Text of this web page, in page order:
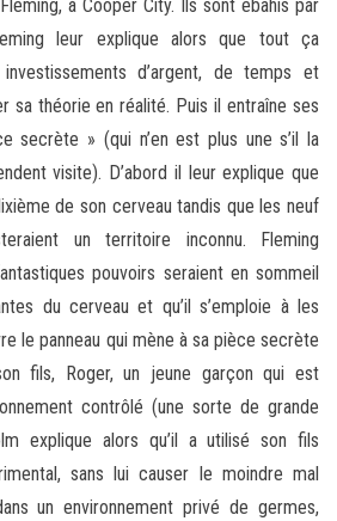
à Cooper City. Ils sont ébahis par
leur explique alors que tout ça
d’argent, de temps et
sa théorie en réalité. Puis il entraîne ses
secrète » (qui n’en est plus une s’il la
visite). D’abord il leur explique que
de son cerveau tandis que les neuf
un territoire inconnu. Fleming
pouvoirs seraient en sommeil
du cerveau et qu’il s’emploie à les
le panneau qui mène à sa pièce secrète
fils, Roger, un jeune garçon qui est
contrôlé (une sorte de grande
explique alors qu’il a utilisé son fils
sans lui causer le moindre mal
un environnement privé de germes,